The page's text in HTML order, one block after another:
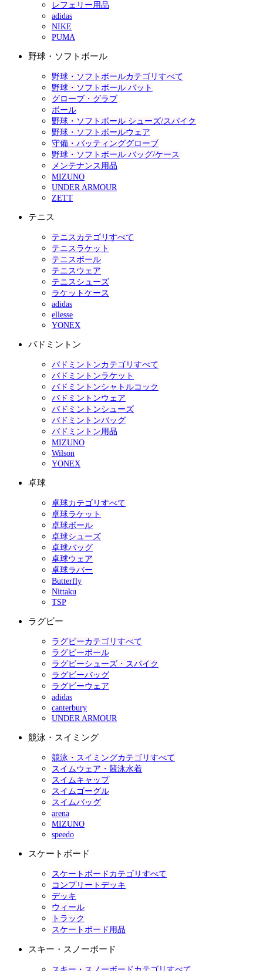
レフェリー用品
adidas
NIKE
PUMA
野球・ソフトボール
野球・ソフトボールカテゴリすべて
野球・ソフトボール バット
グローブ・グラブ
ボール
野球・ソフトボール シューズ/スパイク
野球・ソフトボールウェア
守備・バッティンググローブ
野球・ソフトボール バッグ/ケース
メンテナンス用品
MIZUNO
UNDER ARMOUR
ZETT
テニス
テニスカテゴリすべて
テニスラケット
テニスボール
テニスウェア
テニスシューズ
ラケットケース
adidas
ellesse
YONEX
バドミントン
バドミントンカテゴリすべて
バドミントンラケット
バドミントンシャトルコック
バドミントンウェア
バドミントンシューズ
バドミントンバッグ
バドミントン用品
MIZUNO
Wilson
YONEX
卓球
卓球カテゴリすべて
卓球ラケット
卓球ボール
卓球シューズ
卓球バッグ
卓球ウェア
卓球ラバー
Butterfly
Nittaku
TSP
ラグビー
ラグビーカテゴリすべて
ラグビーボール
ラグビーシューズ・スパイク
ラグビーバッグ
ラグビーウェア
adidas
canterbury
UNDER ARMOUR
競泳・スイミング
競泳・スイミングカテゴリすべて
スイムウェア・競泳水着
スイムキャップ
スイムゴーグル
スイムバッグ
arena
MIZUNO
speedo
スケートボード
スケートボードカテゴリすべて
コンプリートデッキ
デッキ
ウィール
トラック
スケートボード用品
スキー・スノーボード